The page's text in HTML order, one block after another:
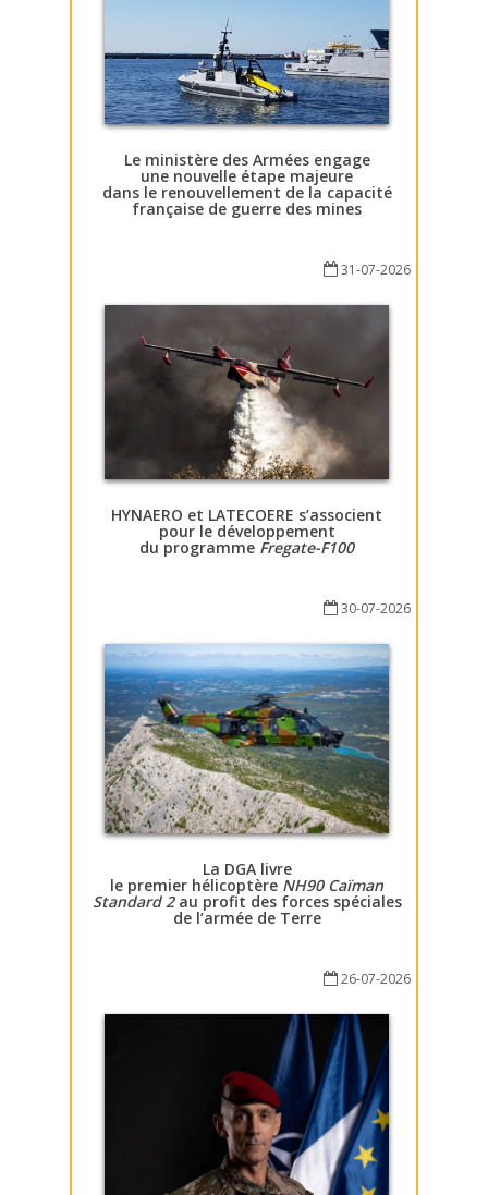
Le ministère des Armées engage
une nouvelle étape majeure
dans le renouvellement de la capacité
française de guerre des mines
31-07-2026
HYNAERO et LATECOERE s’associent
pour le développement
du programme Fregate-F100
30-07-2026
La DGA livre
le premier hélicoptère NH90 Caïman
Standard 2au profit des forces spéciales
de l’armée de Terre
26-07-2026